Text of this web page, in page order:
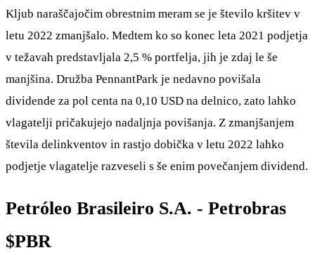
Kljub naraščajočim obrestnim meram se je število kršitev v
letu 2022 zmanjšalo. Medtem ko so konec leta 2021 podjetja
v težavah predstavljala 2,5 % portfelja, jih je zdaj le še
manjšina. Družba PennantPark je nedavno povišala
dividende za pol centa na 0,10 USD na delnico, zato lahko
vlagatelji pričakujejo nadaljnja povišanja. Z zmanjšanjem
števila delinkventov in rastjo dobička v letu 2022 lahko
podjetje vlagatelje razveseli s še enim povečanjem dividend.
Petróleo Brasileiro S.A. - Petrobras
$PBR